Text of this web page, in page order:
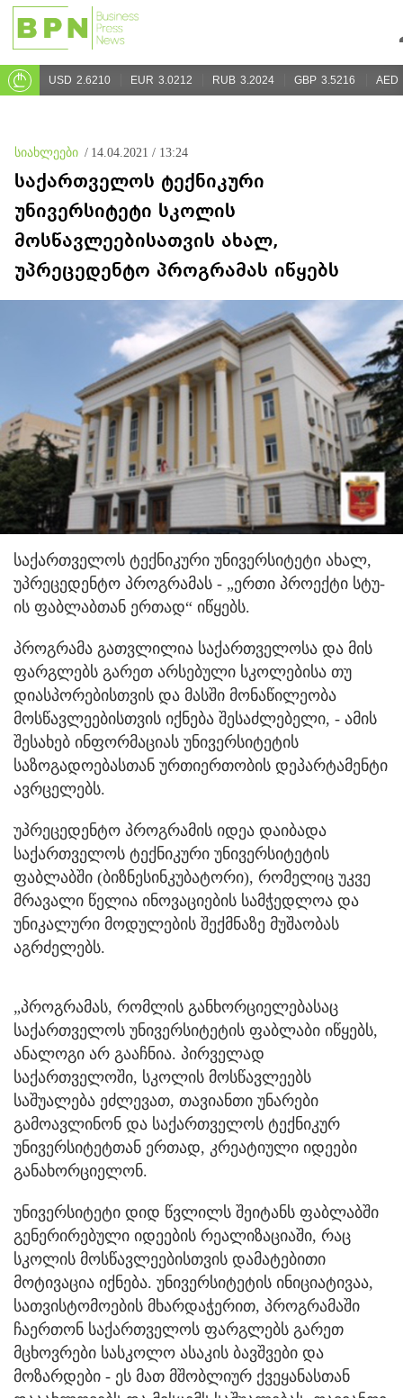
USD 2.6210 EUR 3.0212 RUB 3.2024 GBP 3.5216 AED
სიახლეები / 14.04.2021 / 13:24
საქართველოს ტექნიკური
უნივერსიტეტი სკოლის
მოსწავლეებისათვის ახალ,
უპრეცედენტო პროგრამას იწყებს
საქართველოს ტექნიკური უნივერსიტეტი ახალ,
უპრეცედენტო პროგრამას - „ერთი პროექტი სტუ-
ის ფაბლაბთან ერთად“ იწყებს.
პროგრამა გათვლილია საქართველოსა და მის
ფარგლებს გარეთ არსებული სკოლებისა თუ
დიასპორებისთვის და მასში მონაწილეობა
მოსწავლეებისთვის იქნება შესაძლებელი, - ამის
შესახებ ინფორმაციას უნივერსიტეტის
საზოგადოებასთან ურთიერთობის დეპარტამენტი
ავრცელებს.
უპრეცედენტო პროგრამის იდეა დაიბადა
საქართველოს ტექნიკური უნივერსიტეტის
ფაბლაბში (ბიზნესინკუბატორი), რომელიც უკვე
მრავალი წელია ინოვაციების სამჭედლოა და
უნიკალური მოდულების შექმნაზე მუშაობას
აგრძელებს.
„პროგრამას, რომლის განხორციელებასაც
საქართველოს უნივერსიტეტის ფაბლაბი იწყებს,
ანალოგი არ გააჩნია. პირველად
საქართველოში, სკოლის მოსწავლეებს
საშუალება ეძლევათ, თავიანთი უნარები
გამოავლინონ და საქართველოს ტექნიკურ
უნივერსიტეტთან ერთად, კრეატიული იდეები
განახორციელონ.
უნივერსიტეტი დიდ წვლილს შეიტანს ფაბლაბში
გენერირებული იდეების რეალიზაციაში, რაც
სკოლის მოსწავლეებისთვის დამატებითი
მოტივაცია იქნება. უნივერსიტეტის ინიციატივაა,
სათვისტომოების მხარდაჭერით, პროგრამაში
ჩაერთონ საქართველოს ფარგლებს გარეთ
მცხოვრები სასკოლო ასაკის ბავშვები და
მოზარდები - ეს მათ მშობლიურ ქვეყანასთან